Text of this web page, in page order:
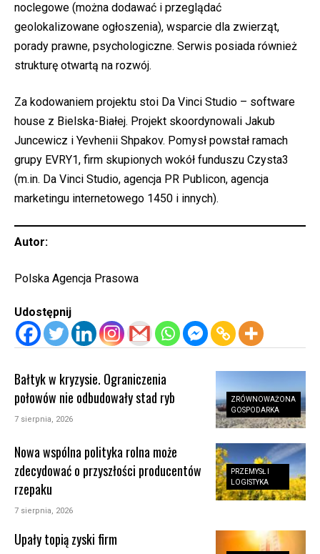
noclegowe (można dodawać i przeglądać
geolokalizowane ogłoszenia), wsparcie dla zwierząt,
porady prawne, psychologiczne. Serwis posiada również
strukturę otwartą na rozwój.
Za kodowaniem projektu stoi Da Vinci Studio – software
house z Bielska-Białej. Projekt skoordynowali Jakub
Juncewicz i Yevhenii Shpakov. Pomysł powstał ramach
grupy EVRY1, firm skupionych wokół funduszu Czysta3
(m.in. Da Vinci Studio, agencja PR Publicon, agencja
marketingu internetowego 1450 i innych).
Autor:
Polska Agencja Prasowa
Udostępnij
ZRÓWNOWAŻONA
GOSPODARKA
Bałtyk w kryzysie. Ograniczenia
połowów nie odbudowały stad ryb
7 sierpnia, 2026
PRZEMYSŁ I
LOGISTYKA
Nowa wspólna polityka rolna może
zdecydować o przyszłości producentów
rzepaku
7 sierpnia, 2026
Upały topią zyski firm